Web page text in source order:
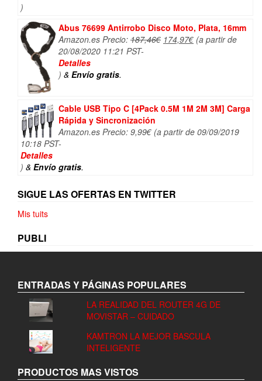
)
Abus 76699 Antirrobo Disco Moto, Plata, 16mm
Amazon.es Precio: 187,46€ El
174,97€El(a partir de
20/08/2020 11:21 PST-
Detalles
) & Envío gratis.
Cable USB Tipo C [4Pack 0.5M 1M 2M 3M] Carga
Rápida y Sincronización
Amazon.es Precio: 9,99€ (a partir de 09/09/2019
10:18 PST-
Detalles
) & Envío gratis.
SIGUE LAS OFERTAS EN TWITTER
Mis tuits
PUBLI
ENTRADAS Y PÁGINAS POPULARES
LA REALIDAD DEL ROUTER 4G DE
MOVISTAR – CUIDADO
KAMTRON LA MEJOR BASCULA
INTELIGENTE
PRODUCTOS MAS VISTOS